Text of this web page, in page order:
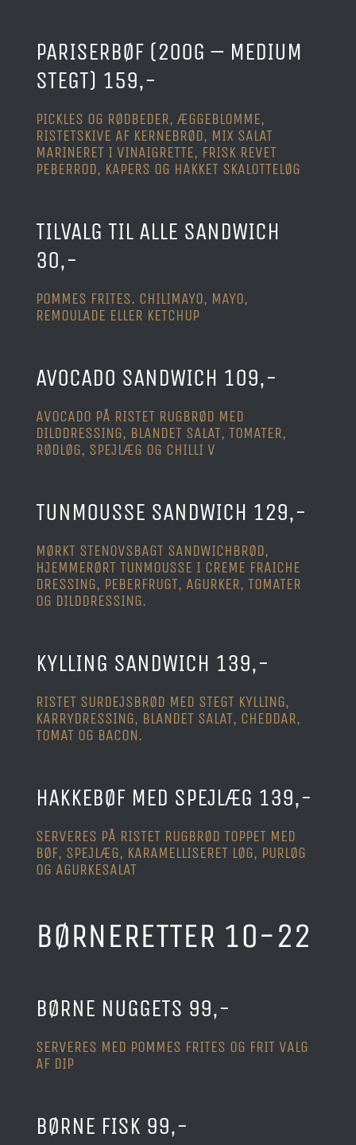
PARISERBØF (200G – MEDIUM
STEGT) 159,-
PICKLES OG RØDBEDER, ÆGGEBLOMME,
RISTETSKIVE AF KERNEBRØD, MIX SALAT
MARINERET I VINAIGRETTE, FRISK REVET
PEBERROD, KAPERS OG HAKKET SKALOTTELØG
TILVALG TIL ALLE SANDWICH
30,-
POMMES FRITES. CHILIMAYO, MAYO,
REMOULADE ELLER KETCHUP
AVOCADO SANDWICH 109,-
AVOCADO PÅ RISTET RUGBRØD MED
DILDDRESSING, BLANDET SALAT, TOMATER,
RØDLØG, SPEJLÆG OG CHILLI V
TUNMOUSSE SANDWICH 129,-
MØRKT STENOVSBAGT SANDWICHBRØD,
HJEMMERØRT TUNMOUSSE I CREME FRAICHE
DRESSING, PEBERFRUGT, AGURKER, TOMATER
OG DILDDRESSING.
KYLLING SANDWICH 139,-
RISTET SURDEJSBRØD MED STEGT KYLLING,
KARRYDRESSING, BLANDET SALAT, CHEDDAR,
TOMAT OG BACON.
HAKKEBØF MED SPEJLÆG 139,-
SERVERES PÅ RISTET RUGBRØD TOPPET MED
BØF, SPEJLÆG, KARAMELLISERET LØG, PURLØG
OG AGURKESALAT
BØRNERETTER 10-22
BØRNE NUGGETS 99,-
SERVERES MED POMMES FRITES OG FRIT VALG
AF DIP
BØRNE FISK 99,-